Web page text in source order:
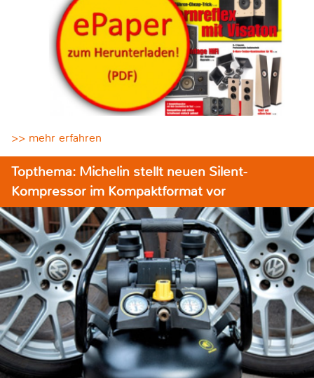
>> mehr erfahren
Topthema: Michelin stellt neuen Silent-
Kompressor im Kompaktformat vor